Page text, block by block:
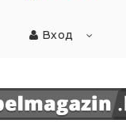
Вход